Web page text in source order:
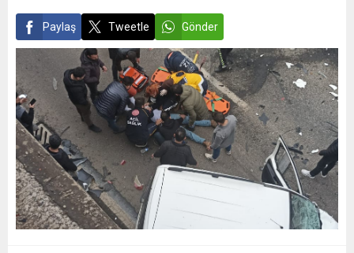
Paylaş Tweetle Gönder